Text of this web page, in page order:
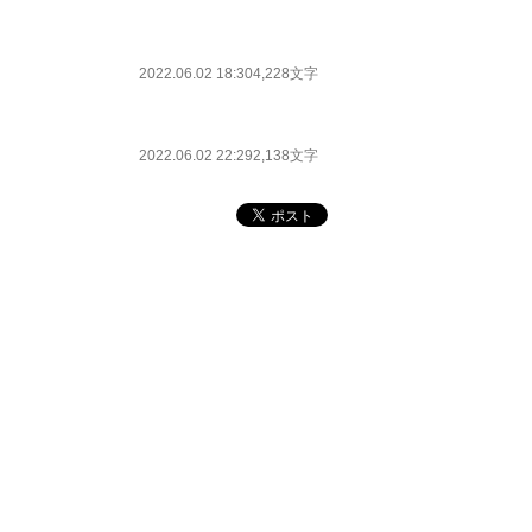
2022.06.02 18:304,228文字
2022.06.02 22:292,138文字